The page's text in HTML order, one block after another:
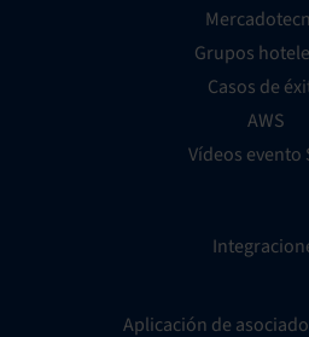
Grupos
Casos de
AWS
Vídeos evento
Aplicación de